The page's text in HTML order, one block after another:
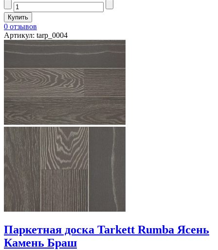
0 отзывов
Артикул: tarp_0004
Паркетная доска Tarkett Rumba Ясень
Камень Браш